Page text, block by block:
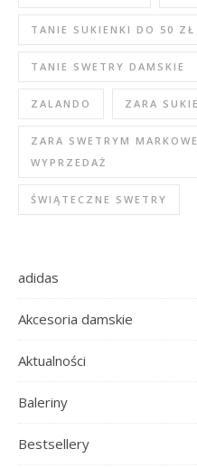
TANIE SUKIENKI DO 50 ZŁ
TANIE SWETRY DAMSKIE
ZALANDO ZARA
ZARA SWETRYM
WYPRZEDAŻ
ŚWIĄTECZNE SWETRY
adidas
Akcesoria damskie
Aktualności
Baleriny
Bestsellery